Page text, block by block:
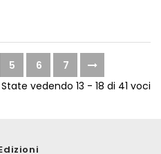
5 6
7
State vedendo 13 - 18 di 41 voci